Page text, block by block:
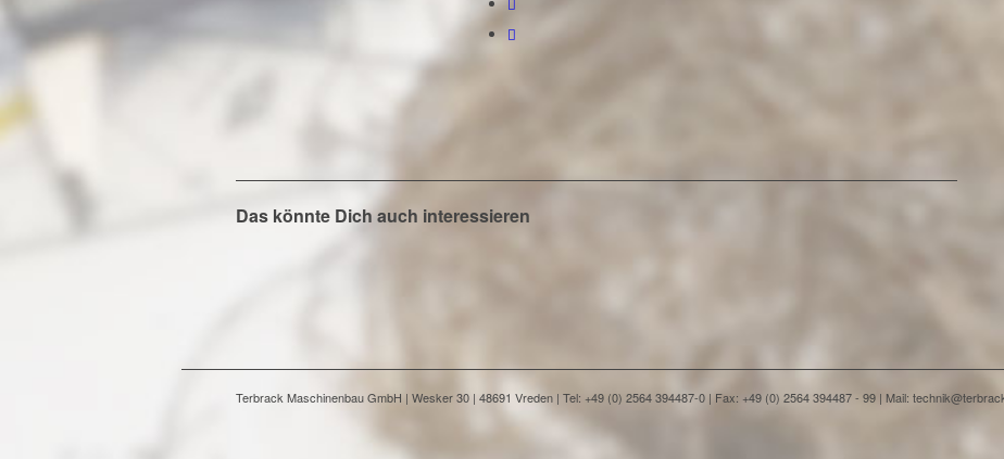
Das könnte Dich auch interessieren
Terbrack Maschinenbau GmbH | Wesker 30 | 48691 Vreden | Tel: +49 (0) 2564 394487-0 | Fax: +49 (0) 2564 394487 - 99 | Mail: